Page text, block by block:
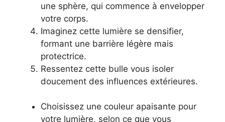
une sphère, qui commence à envelopper
votre corps.
Imaginez cette lumière se densifier,
formant une barrière légère mais
protectrice.
Ressentez cette bulle vous isoler
doucement des influences extérieures.
Choisissez une couleur apaisante pour
votre lumière, selon ce que vous